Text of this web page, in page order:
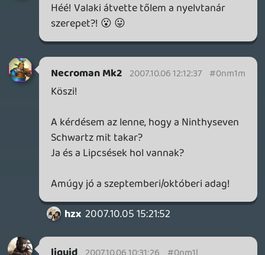
Project1083 2007.10.05 17:29:55
Miert te egyaltalan ott voltal?:P:)
Ghz 2007.10.05 17:19:58
Project1083
2007.10.05 17:07:14
2007.10.05 17:07:14
mindenki utalja projectet.Zsiiir.:)
Na megyek kisirom magam aztan
tovabbhallgatom.:P
Marlboro Man 2007.10.05 16:44:51 #0nm1c